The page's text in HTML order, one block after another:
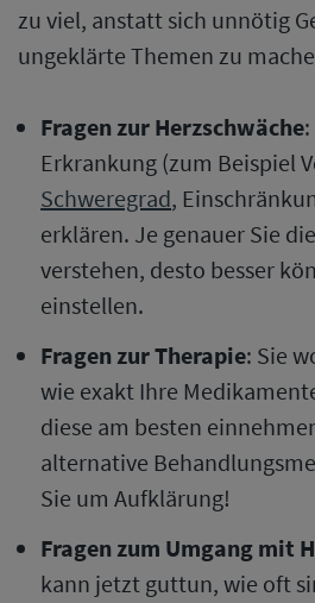
zu viel, anstatt sich unnötig
ungeklärte Themen zu
Fragen zur Herzschwäche
Erkrankung (zum Beispiel
Schweregrad,
erklären. Je genauer Sie
verstehen, desto besser
einstellen.
Fragen zur Therapie: Sie
wie exakt Ihre
diese am besten
alternative
Sie um Aufklärung!
Fragen zum Umgang mit
kann jetzt guttun, wie oft